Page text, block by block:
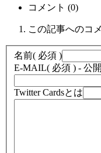
コメント (0)
この記事へのコ
名前( 必須 )
E-MAIL( 必須 ) - 公
Twitter Cardsとは